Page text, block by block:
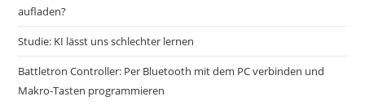
aufladen?
Studie: KI lässt uns schlechter lernen
Battletron Controller: Per Bluetooth mit dem PC verbinden und
Makro-Tasten programmieren